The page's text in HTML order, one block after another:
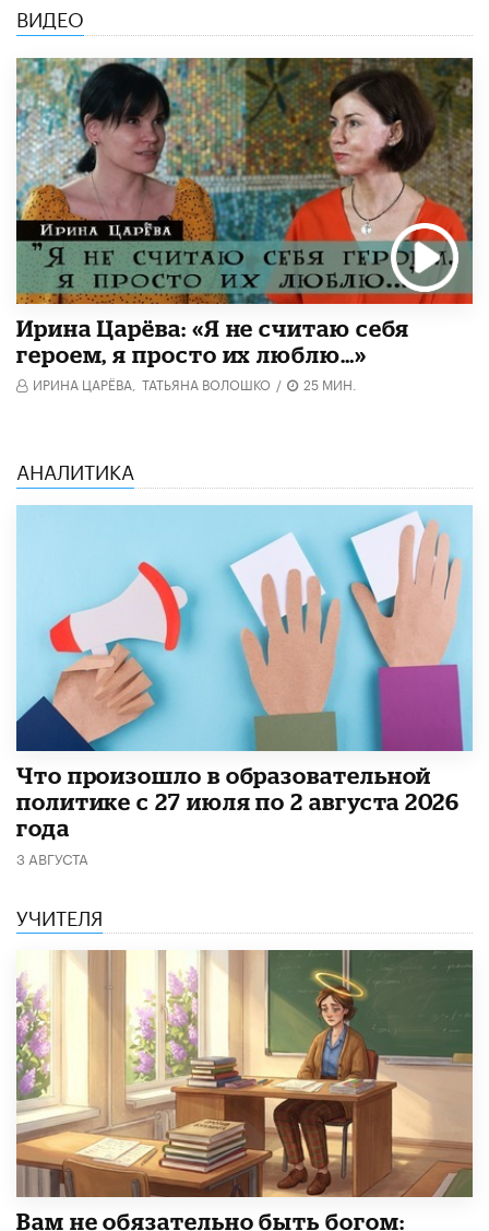
ВИДЕО
Ирина Царёва: «Я не считаю себя
героем, я просто их люблю…»
ИРИНА ЦАРЁВА, ТАТЬЯНА ВОЛОШКО / 25 МИН.
АНАЛИТИКА
​Что произошло в образовательной
политике с 27 июля по 2 августа 2026
года
3 АВГУСТА
УЧИТЕЛЯ
​Вам не обязательно быть богом: